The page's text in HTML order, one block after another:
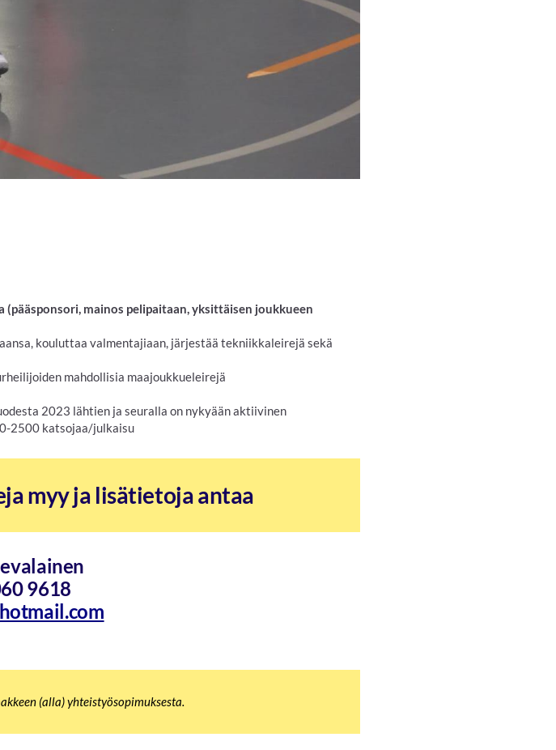
(pääsponsori, mainos pelipaitaan, yksittäisen joukkueen
kouluttaa valmentajiaan, järjestää tekniikkaleirejä sekä
mahdollisia maajoukkueleirejä
2023 lähtien ja seuralla on nykyään aktiivinen
2500 katsojaa/julkaisu
myy ja lisätietoja antaa
9618
(alla) yhteistyösopimuksesta.